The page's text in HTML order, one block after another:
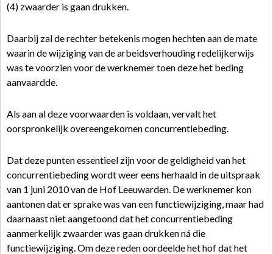
(4) zwaarder is gaan drukken.
Daarbij zal de rechter betekenis mogen hechten aan de mate
waarin de wijziging van de arbeidsverhouding redelijkerwijs
was te voorzien voor de werknemer toen deze het beding
aanvaardde.
Als aan al deze voorwaarden is voldaan, vervalt het
oorspronkelijk overeengekomen concurrentiebeding.
Dat deze punten essentieel zijn voor de geldigheid van het
concurrentiebeding wordt weer eens herhaald in de uitspraak
van 1 juni 2010 van de Hof Leeuwarden. De werknemer kon
aantonen dat er sprake was van een functiewijziging, maar had
daarnaast niet aangetoond dat het concurrentiebeding
aanmerkelijk zwaarder was gaan drukken ná die
functiewijziging. Om deze reden oordeelde het hof dat het